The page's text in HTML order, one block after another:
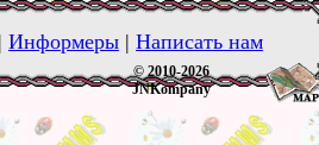
| Информеры | Написать нам
© 2010-2026
JNKompany